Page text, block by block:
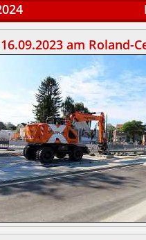
am Roland-